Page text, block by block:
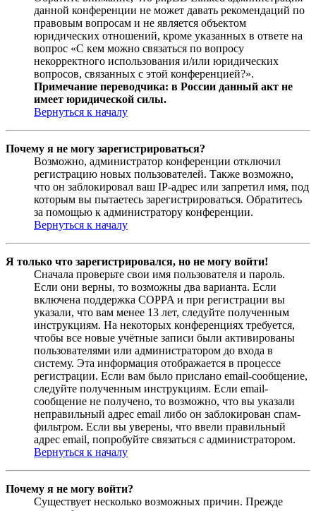
данной конференции не может давать рекомендаций по
правовым вопросам и не является объектом
юридических отношений, кроме указанных в ответе на
вопрос «С кем можно связаться по вопросу
некорректного использования и/или юридических
вопросов, связанных с этой конференцией?».
Примечание переводчика: в России данный акт не
имеет юридической силы.
Вернуться к началу
Почему я не могу зарегистрироваться?
Возможно, администратор конференции отключил
регистрацию новых пользователей. Также возможно,
что он заблокировал ваш IP-адрес или запретил имя, под
которым вы пытаетесь зарегистрироваться. Обратитесь
за помощью к администратору конференции.
Вернуться к началу
Я только что зарегистрировался, но не могу войти!
Сначала проверьте свои имя пользователя и пароль.
Если они верны, то возможны два варианта. Если
включена поддержка COPPA и при регистрации вы
указали, что вам менее 13 лет, следуйте полученным
инструкциям. На некоторых конференциях требуется,
чтобы все новые учётные записи были активированы
пользователями или администратором до входа в
систему. Эта информация отображается в процессе
регистрации. Если вам было прислано email-сообщение,
следуйте полученным инструкциям. Если email-
сообщение не получено, то возможно, что вы указали
неправильный адрес email либо он заблокирован спам-
фильтром. Если вы уверены, что ввели правильный
адрес email, попробуйте связаться с администратором.
Вернуться к началу
Почему я не могу войти?
Существует несколько возможных причин. Прежде